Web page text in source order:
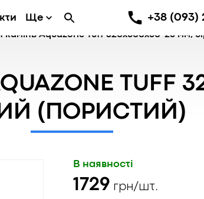
Ще +38 (093)
камінь Aquazone Tuff 320x500x50-25 мм,
TUFF
(ПОРИСТИЙ)
В наявності
1729 грн/шт.